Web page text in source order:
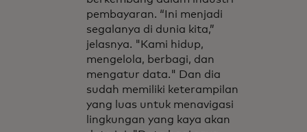
pembayaran. “Ini menjadi
segalanya di dunia kita,”
jelasnya. "Kami hidup,
mengelola, berbagi, dan
mengatur data." Dan dia
sudah memiliki keterampilan
yang luas untuk menavigasi
lingkungan yang kaya akan